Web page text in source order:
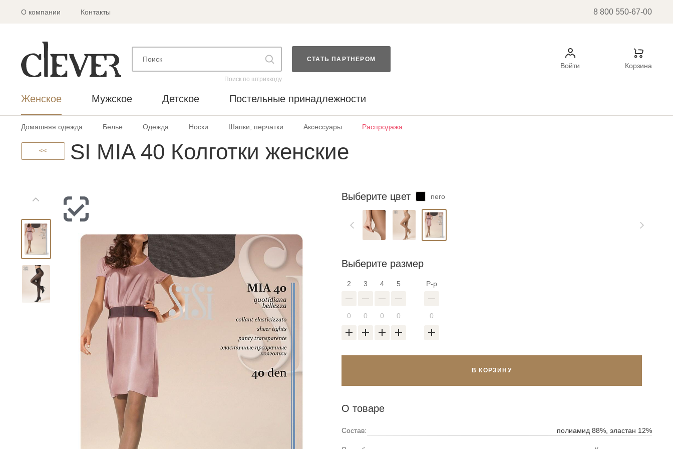
О компании Контакты 8 800 550-67-00
Поиск по штрихкоду
СТАТЬ ПАРТНЕРОМ
Войти Корзина
Женское Мужское Детское Постельные принадлежности
Домашняя одежда Белье Одежда Носки Шапки, перчатки Аксессуары Распродажа
<< SI MIA 40 Колготки женские
Выберите цвет nero
Выберите размер
2 3 4 5 Р-р
В КОРЗИНУ
О товаре
Состав: полиамид 88%, эластан 12%
Войти в аккаунт